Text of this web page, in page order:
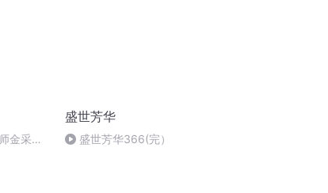
金采风
盛世芳华
盛世芳华366(完）